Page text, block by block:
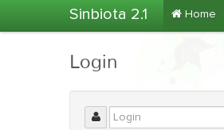
Sinbiota 2.1 Home
Login